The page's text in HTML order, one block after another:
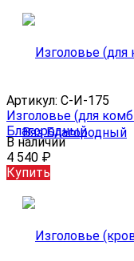
Артикул: С-И-175
Изголовье (для
Благородный
В наличии
4 540 ₽
Купить